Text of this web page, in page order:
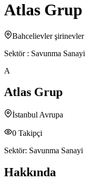
Atlas Grup
Bahcelievler şirinevler
Sektör : Savunma Sanayi
A
Atlas Grup
İstanbul Avrupa
0 Takipçi
Sektör: Savunma Sanayi
Hakkında